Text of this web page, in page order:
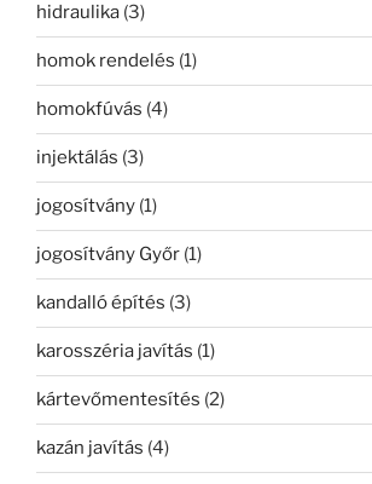
hidraulika (3)
homok rendelés (1)
homokfúvás (4)
injektálás (3)
jogosítvány (1)
jogosítvány Győr (1)
kandalló építés (3)
karosszéria javítás (1)
kártevőmentesítés (2)
kazán javítás (4)